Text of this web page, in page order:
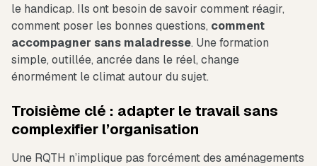
le handicap. Ils ont besoin de savoir comment réagir,
comment poser les bonnes questions, comment
accompagner sans maladresse. Une formation
simple, outillée, ancrée dans le réel, change
énormément le climat autour du sujet.
Troisième clé : adapter le travail sans
complexifier l’organisation
Une RQTH n’implique pas forcément des aménagements